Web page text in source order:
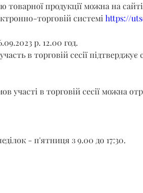
товарної продукції можна на
торговій системі https://
р. 12.00 год.
в торговій сесії
участі в торговій сесії можна
- п'ятниця з 9.00 до 17:30.